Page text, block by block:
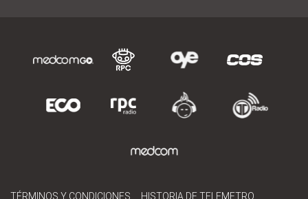
TÉRMINOS Y CONDICIONES HISTORIA DE TELEMETRO